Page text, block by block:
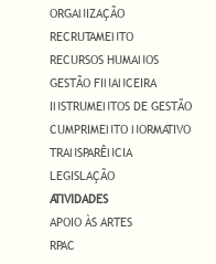
ORGANIZAÇÃO
RECRUTAMENTO
RECURSOS HUMANOS
GESTÃO FINANCEIRA
INSTRUMENTOS DE GESTÃO
CUMPRIMENTO NORMATIVO
TRANSPARÊNCIA
LEGISLAÇÃO
ATIVIDADES
APOIO ÀS ARTES
RPAC